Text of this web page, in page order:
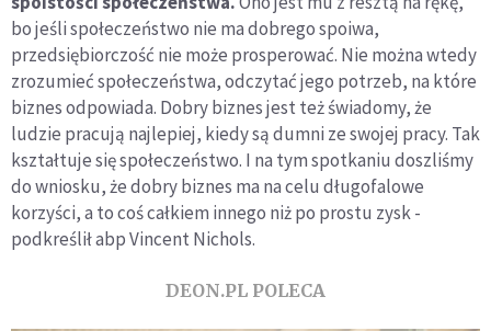
bo jeśli społeczeństwo nie ma dobrego spoiwa,
przedsiębiorczość nie może prosperować. Nie można wtedy
zrozumieć społeczeństwa, odczytać jego potrzeb, na które
biznes odpowiada. Dobry biznes jest też świadomy, że
ludzie pracują najlepiej, kiedy są dumni ze swojej pracy. Tak
kształtuje się społeczeństwo. I na tym spotkaniu doszliśmy
do wniosku, że dobry biznes ma na celu długofalowe
korzyści, a to coś całkiem innego niż po prostu zysk -
podkreślił abp Vincent Nichols.
DEON.PL POLECA